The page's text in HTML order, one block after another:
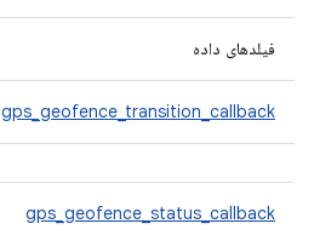
فیلدهای داده
gps_geofence_transition_callback
gps_geofence_status_callback